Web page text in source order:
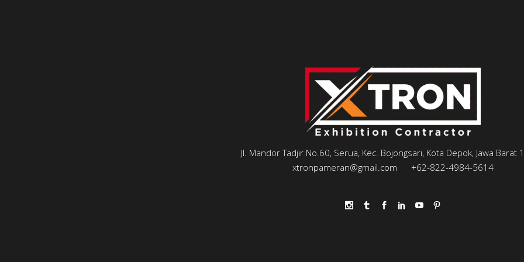
Jl. Mandor Tadjir No.60, Serua, Kec. Bojongsari, Kota Depok, Jawa Barat
xtronpameran@gmail.com
+62-822-4984-5614